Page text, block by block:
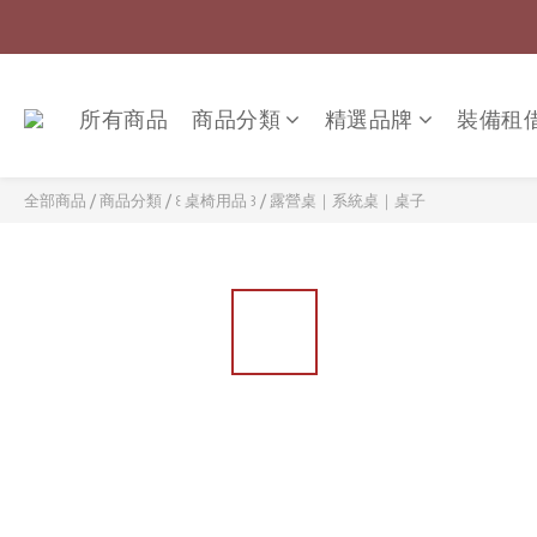
所有商品 商品分類 精選品牌 裝備租
全部商品 / 商品分類 / ꒰ 桌椅用品 ꒱ / 露營桌｜系統桌｜桌子